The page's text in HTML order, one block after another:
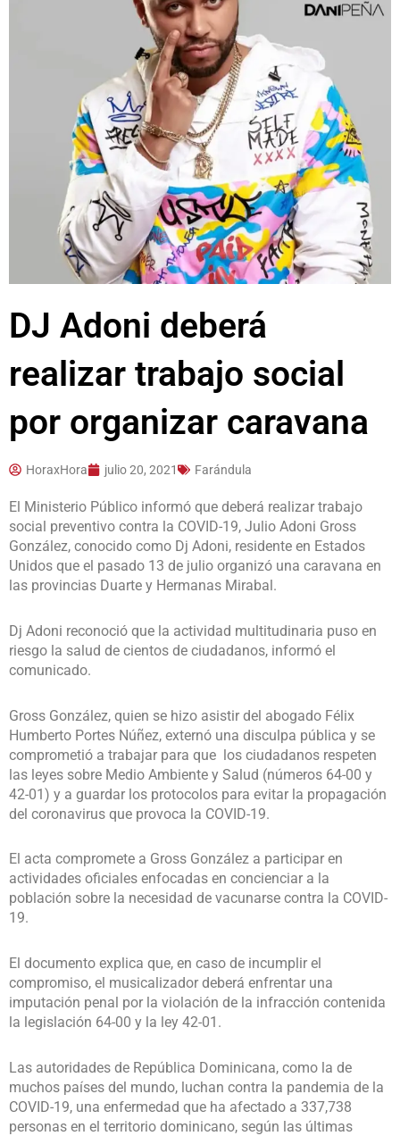
DJ Adoni deberá
realizar trabajo social
por organizar caravana
HoraxHora julio 20, 2021 Farándula
El Ministerio Público informó que deberá realizar trabajo
social preventivo contra la COVID-19, Julio Adoni Gross
González, conocido como Dj Adoni, residente en Estados
Unidos que el pasado 13 de julio organizó una caravana en
las provincias Duarte y Hermanas Mirabal.
Dj Adoni reconoció que la actividad multitudinaria puso en
riesgo la salud de cientos de ciudadanos, informó el
comunicado.
Gross González, quien se hizo asistir del abogado Félix
Humberto Portes Núñez, externó una disculpa pública y se
comprometió a trabajar para que los ciudadanos respeten
las leyes sobre Medio Ambiente y Salud (números 64-00 y
42-01) y a guardar los protocolos para evitar la propagación
del coronavirus que provoca la COVID-19.
El acta compromete a Gross González a participar en
actividades oficiales enfocadas en concienciar a la
población sobre la necesidad de vacunarse contra la COVID-
19.
El documento explica que, en caso de incumplir el
compromiso, el musicalizador deberá enfrentar una
imputación penal por la violación de la infracción contenida
la legislación 64-00 y la ley 42-01.
Las autoridades de República Dominicana, como la de
muchos países del mundo, luchan contra la pandemia de la
COVID-19, una enfermedad que ha afectado a 337,738
personas en el territorio dominicano, según las últimas